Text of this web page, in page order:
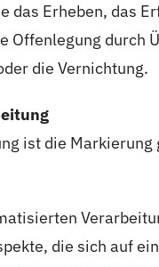
das Erheben, das
Offenlegung durch
die Vernichtung.
ist die
die sich auf